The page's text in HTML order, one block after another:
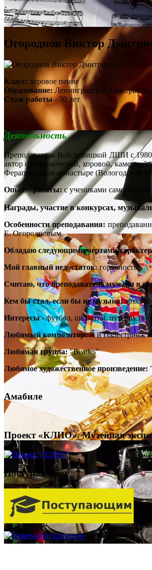
Огороднов Виктор
Класс: хоровое пение
Образование: Ленинградская
Стаж работы- 30 лет
Деятельность
Преподаватель Войсковицкой ДШИ с
автор симфонической, хоровой,
Ферапонтовом монастыре (Вологодской
Опыт работы: с учениками самого
Награды, участие в конкурсах,
Особенности преподавания:
Е. Огородновым.
Обладаю следующими чертами
Мой главный недостаток:горячность
Считаю, что преподаватель музыки в
Кем бы стал, если бы не музыка:
Интересы- футбол, шахматы,
Любимый композитор:Я и Палестрина.
Любимая группа:"Beatles"
Любимое художественное произведение:
Амабиле
Проект «КЛИО». Музейная
Поступающим